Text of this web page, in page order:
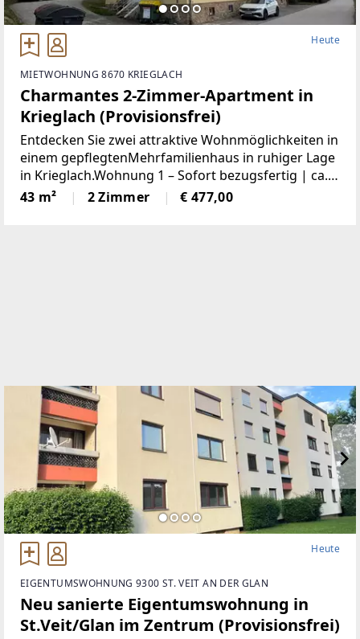
Heute
MIETWOHNUNG 8670 KRIEGLACH
Charmantes 2-Zimmer-Apartment in
Krieglach (Provisionsfrei)
Entdecken Sie zwei attraktive Wohnmöglichkeiten in
einem gepflegtenMehrfamilienhaus in ruhiger Lage
in Krieglach.Wohnung 1 – Sofort bezugsfertig | ca.
480 € BruttoFrisch und wie neu: Diese 43 m² große
Wohnung wurde komplett saniert. NeueKüche,
43 m² 2 Zimmer € 477,00
Heute
EIGENTUMSWOHNUNG 9300 ST. VEIT AN DER GLAN
Neu sanierte Eigentumswohnung in
St.Veit/Glan im Zentrum (Provisionsfrei)